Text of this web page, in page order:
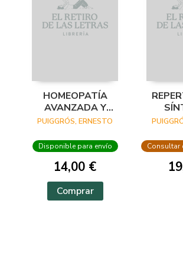
HOMEOPATÍA
AVANZADA Y
BIOLOGÍA.MEDICINA
BIOLÓGICA CLÍNICA
PUIGGRÓS, ERNESTO
Disponible para envío
14,00 €
Comprar